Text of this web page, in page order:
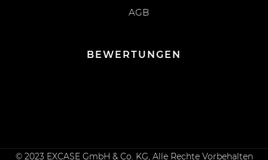
AGB
BEWERTUNGEN
© 2023 EXCASE GmbH & Co. KG, Alle Rechte Vorbehalten